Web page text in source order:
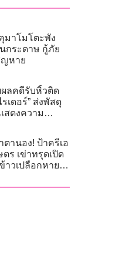
มาโมโตะพัง
กระดาษ กู้ภัย
ญหาย
ผลคดีรับหิ้วติด
เดอร์” ส่งพัสดุ
สดงความ
านอง! ป้าครีเอ
ตร เข่าทรุดเปิด
าวเปลือกหาย